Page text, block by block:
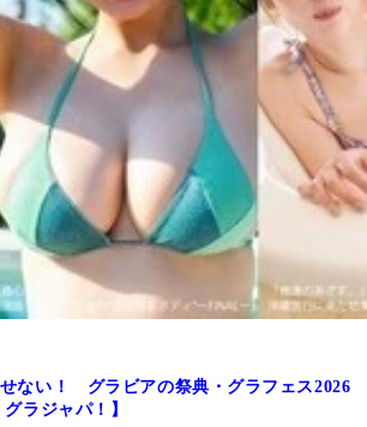
ない！ グラビアの祭典・グラフェス2026
ラジャパ！】